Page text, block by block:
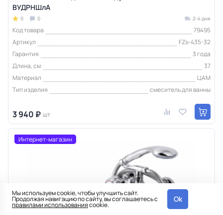
ВУДРНШлА
0 0 2-4 дня
Код товара
79495
Артикул
FZs-435-32
Гарантия
3 года
Длина, см
37
Материал
ЦАМ
Тип изделия
смеситель для ванны
3 940 ₽ шт
Интернет-магазин
Мы используем cookie, чтобы улучшить сайт.
Продолжая навигацию по сайту, вы соглашаетесь с
правилами использованияcookie.
Ok